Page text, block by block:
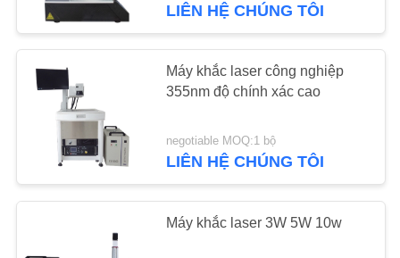
VỀ
CHÚNG
TÔI
THAM
QUAN
NHÀ
Máy khắc laser UV
7
LIÊN HỆ CHÚNG TÔI
Máy khắc laser công nghiệp
355nm độ chính xác cao
negotiable MOQ:1 bộ
LIÊN HỆ CHÚNG TÔI
Máy khắc laser 3W 5W 10w